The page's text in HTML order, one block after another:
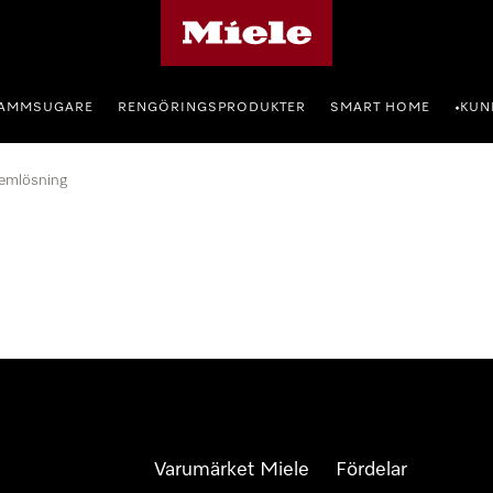
RENGÖRINGSPRODUKTER SMART HOME •
Varumärket Miele Fördelar